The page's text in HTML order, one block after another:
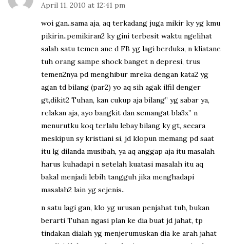
April 11, 2010 at 12:41 pm
woi gan..sama aja, aq terkadang juga mikir ky yg kmu
pikirin..pemikiran2 ky gini terbesit waktu ngelihat
salah satu temen ane d FB yg lagi berduka, n kliatane
tuh orang sampe shock banget n depresi, trus
temen2nya pd menghibur mreka dengan kata2 yg
agan td bilang (par2) yo aq sih agak ilfil denger
gt,dikit2 Tuhan, kan cukup aja bilang” yg sabar ya,
relakan aja, ayo bangkit dan semangat bla3x” n
menurutku koq terlalu lebay bilang ky gt, secara
meskipun sy kristiani si, jd klopun memang pd saat
itu lg dilanda musibah, ya aq anggap aja itu masalah
harus kuhadapi n setelah kuatasi masalah itu aq
bakal menjadi lebih tangguh jika menghadapi
masalah2 lain yg sejenis..
n satu lagi gan, klo yg urusan penjahat tuh, bukan
berarti Tuhan ngasi plan ke dia buat jd jahat, tp
tindakan dialah yg menjerumuskan dia ke arah jahat